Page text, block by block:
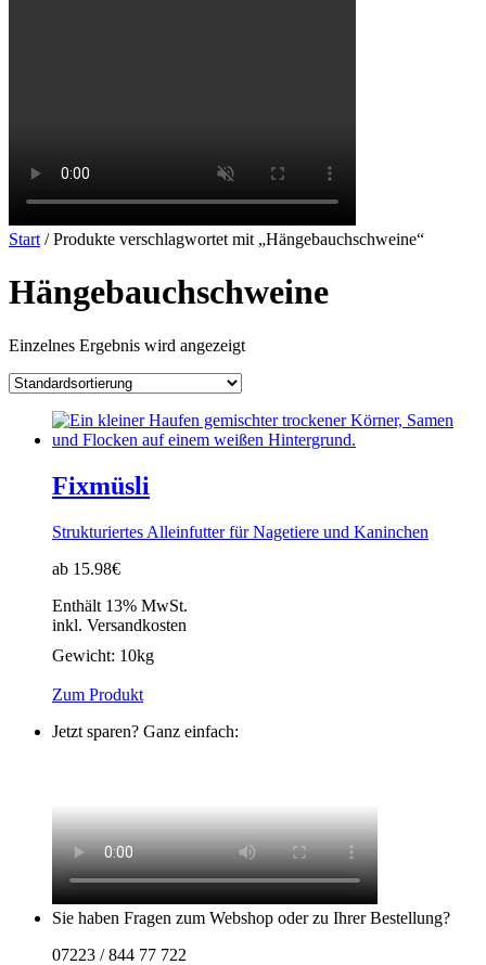
Start / Produkte verschlagwortet mit „Hängebauchschweine“
Hängebauchschweine
Einzelnes Ergebnis wird angezeigt
Fixmüsli
Strukturiertes Alleinfutter für Nagetiere und Kaninchen
ab 15.98€
Enthält 13% MwSt.
inkl. Versandkosten
Gewicht: 10kg
Zum Produkt
Jetzt sparen? Ganz einfach:
Sie haben Fragen zum Webshop oder zu Ihrer Bestellung?
07223 / 844 77 722